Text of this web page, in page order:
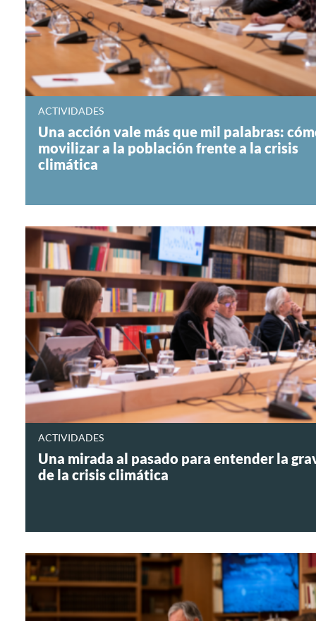
ACTIVIDADES
Una acción vale más que mil palabras:
movilizar a la población frente a la crisis
climática
ACTIVIDADES
Una mirada al pasado para entender la
de la crisis climática